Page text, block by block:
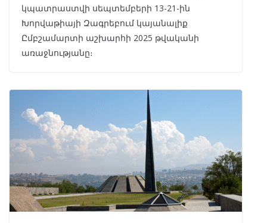
կպատրաստվի սեպտեմբերի 13-21-ին
Խորվաթիայի Զագրեբում կայանալիք
Ըմբշամարտի աշխարհի 2025 թվականի
առաջնությանը։